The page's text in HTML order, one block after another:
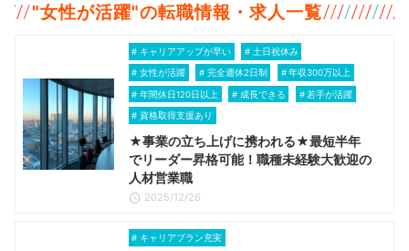
"女性が活躍"の転職情報・求人一覧
キャリアアップが早い 土日祝休み
女性が活躍 完全週休2日制 年収300万以上
年間休日120日以上 成長できる 若手が活躍
資格取得支援あり
★事業の立ち上げに携われる★最短半年
でリーダー昇格可能！職種未経験大歓迎の
人材営業職
2025/12/26
キャリアプラン充実